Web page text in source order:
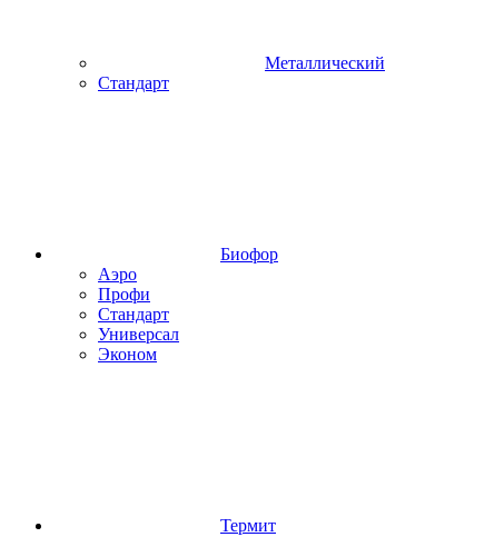
Металлический
Стандарт
Биофор
Аэро
Профи
Стандарт
Универсал
Эконом
Термит